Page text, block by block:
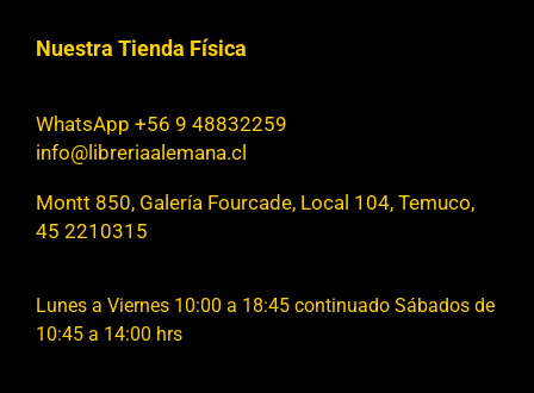
Nuestra Tienda Física
WhatsApp +56 9 48832259
info@libreriaalemana.cl
Montt 850, Galería Fourcade, Local 104, Temuco,
45 2210315
Lunes a Viernes 10:00 a 18:45 continuado Sábados de
10:45 a 14:00 hrs